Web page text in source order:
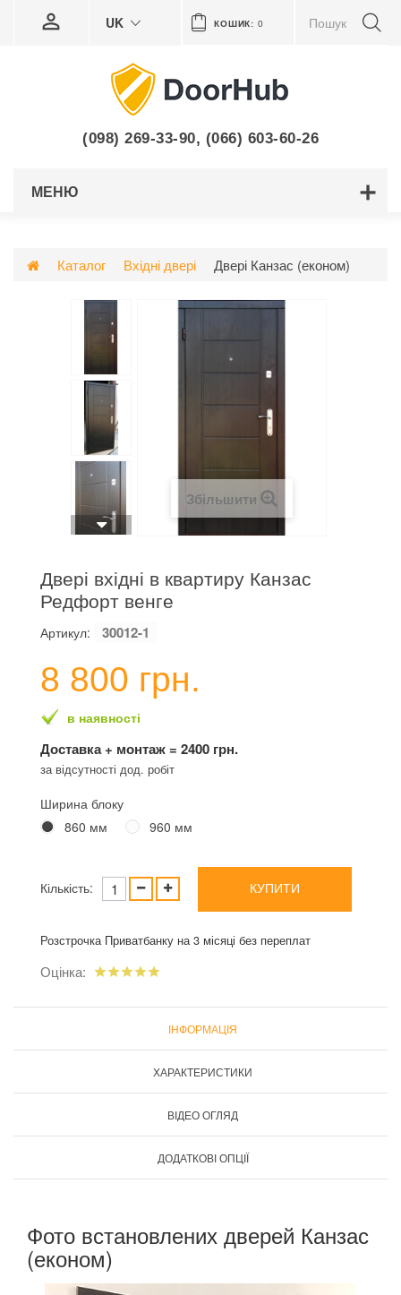
КОШИК: 0
UK
(098) 269-33-90, (066) 603-60-26
МЕНЮ
Каталог Вхідні двері Двері Канзас (економ)
Збільшити
Двері вхідні в квартиру Канзас
Редфорт венге
Артикул: 30012-1
8 800 грн.
в наявності
Доставка + монтаж = 2400 грн.
за відсутності дод. робіт
Ширина блоку
860 мм
960 мм
Кількість: КУПИТИ
Розстрочка Приватбанку на 3 місяці без переплат
Оцінка:
ІНФОРМАЦІЯ
ХАРАКТЕРИСТИКИ
ВІДЕО ОГЛЯД
ДОДАТКОВІ ОПЦІЇ
Фото встановлених дверей Канзас
(економ)